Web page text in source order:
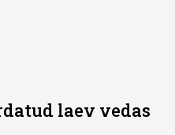
laev vedas